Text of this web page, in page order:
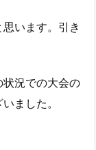
います。引き
況での大会の
ました。